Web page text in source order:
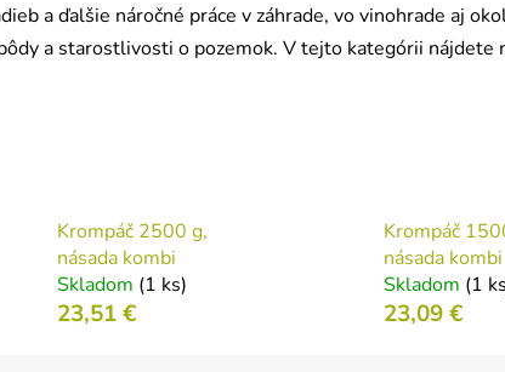
a ďalšie náročné práce v záhrade, vo vinohrade aj
a starostlivosti o pozemok. V tejto kategórii nájdete
Krompáč 2500 g,
násada kombi
Skladom (1 ks)
23,51 €
Krompáč
násada kombi
Skladom (1
23,09 €